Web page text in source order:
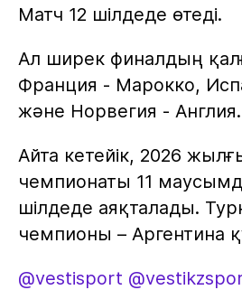
Матч 12 шілдеде өтеді.
Ал ширек финалдың
Франция - Марокко,
және Норвегия - Англия.
Айта кетейік, 2026
чемпионаты 11
шілдеде аяқталады.
чемпионы – Аргентина
@vestisport